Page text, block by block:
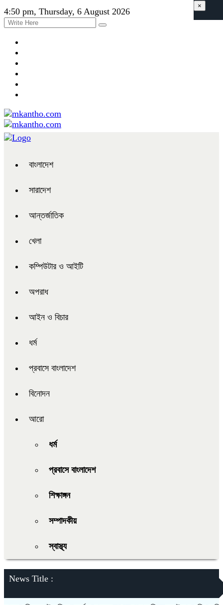
4:50 pm, Thursday, 6 August 2026
বাংলাদেশ
সারাদেশ
আন্তর্জাতিক
খেলা
কম্পিউটার ও আইটি
অপরাধ
আইন ও বিচার
ধর্ম
প্রবাসে বাংলাদেশ
বিনোদন
আরো
ধর্ম
প্রবাসে বাংলাদেশ
শিক্ষাঙ্গন
সম্পাদকীয়
স্বাস্থ্য
News Title :
×